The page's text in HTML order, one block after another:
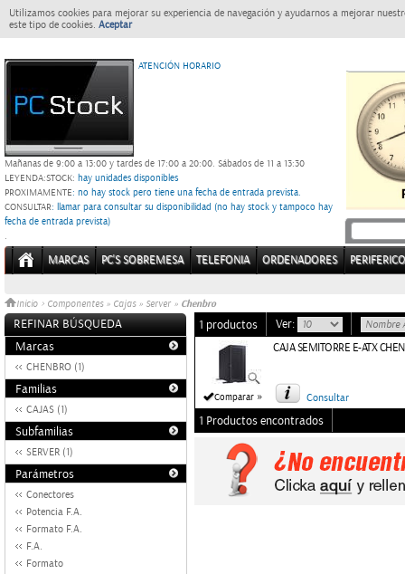
Utilizamos cookies para mejorar su experiencia de navegación y ayudarnos a mejorar
este tipo de cookies. Aceptar
ATENCIÓN HORARIO
Mañanas de 9:00 a 13:00 y tardes de 17:00 a 20:00. Sábados de 11 a 13:30
LEYENDA:STOCK: hay unidades disponibles
PROXIMAMENTE: no hay stock pero tiene una fecha de entrada prevista.
CONSULTAR: llamar para consultar su disponibilidad (no hay stock y tampoco hay
fecha de entrada prevista)
.
MARCAS PC'S SOBREMESA TELEFONIA ORDENADORES
Inicio > Componentes » Cajas » Server » Chenbro
REFINAR BÚSQUEDA
Marcas
CHENBRO (1)
Familias
CAJAS (1)
Subfamilias
SERVER (1)
Parámetros
Conectores
Potencia F.A.
Formato F.A.
F.A.
Formato
1 productos Ver:
Comparar »
CAJA SEMITORRE E-ATX
Consultar
1 Productos encontrados